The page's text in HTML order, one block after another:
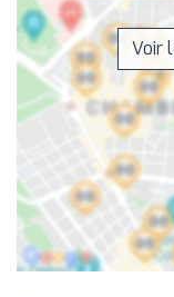
Voir